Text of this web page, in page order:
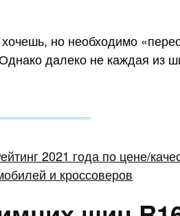
но необходимо
далеко не каждая из